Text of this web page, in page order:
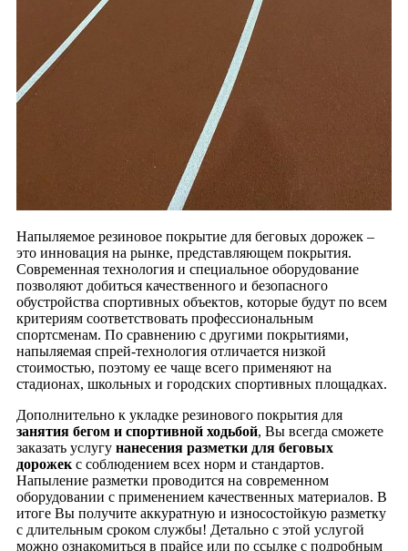
Напыляемое резиновое покрытие для беговых дорожек –
это инновация на рынке, представляющем покрытия.
Современная технология и специальное оборудование
позволяют добиться качественного и безопасного
обустройства спортивных объектов, которые будут по всем
критериям соответствовать профессиональным
спортсменам. По сравнению с другими покрытиями,
напыляемая спрей-технология отличается низкой
стоимостью, поэтому ее чаще всего применяют на
стадионах, школьных и городских спортивных площадках.
Дополнительно к укладке резинового покрытия для
занятия бегом и спортивной ходьбой, Вы всегда сможете
заказать услугу нанесения разметки для беговых
дорожек с соблюдением всех норм и стандартов.
Напыление разметки проводится на современном
оборудовании с применением качественных материалов. В
итоге Вы получите аккуратную и износостойкую разметку
с длительным сроком службы! Детально с этой услугой
можно ознакомиться в прайсе или по ссылке с подробным